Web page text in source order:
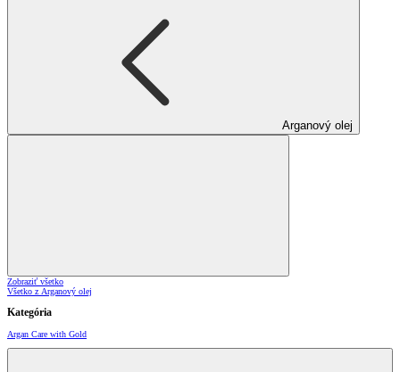
Arganový olej
Zobraziť všetko
Všetko z Arganový olej
Kategória
Argan Care with Gold